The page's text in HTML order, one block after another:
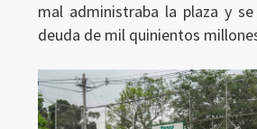
mal administraba la plaza y
deuda de mil quinientos